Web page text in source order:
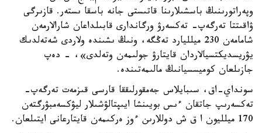
وپەراتورىنىڭ باسشىلارىنا قاتىستى جانە باسقا ىستەر. قازىرگى
ۋاقىتتا تەرگەپ- تەكسەرۋ ورگاندارى قابىلداعان شارالارمەن
شامامەن 230 ميلليارد تەڭگە، ونىڭ ىشىندە ولاردى شەتەلدىك
يۋريسديكتسيالاردان قايتارۋ جولىمەن وتەلدى»، - دەپ
جازىلعان كوميسسيانىڭ مالىمەتىندە.
سونداي-اق، سىبايلاس جەمقورلىققا قارسى قىزمەت تەرگەپ-
تەكسەرىپ جاتقان ءىس بويىنشا ايىپتالۋشىلار ليۋكسەمبۋرگتەن
170 ميلليون ا ق ش دوللارىن ءوز ەركىمەن قايتارعانى ايتىلعان.